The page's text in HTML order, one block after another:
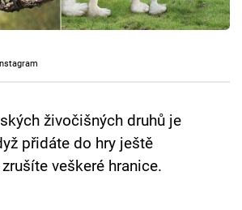
živočišných druhů je
přidáte do hry ještě
veškeré hranice.